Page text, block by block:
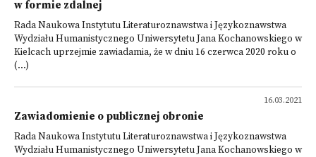
w formie zdalnej
Rada Naukowa Instytutu Literaturoznawstwa i Językoznawstwa
Wydziału Humanistycznego Uniwersytetu Jana Kochanowskiego w
Kielcach uprzejmie zawiadamia, że w dniu 16 czerwca 2020 roku o
(...)
16.03.2021
Zawiadomienie o publicznej obronie
Rada Naukowa Instytutu Literaturoznawstwa i Językoznawstwa
Wydziału Humanistycznego Uniwersytetu Jana Kochanowskiego w